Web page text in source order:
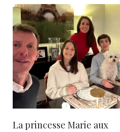
La princesse Marie aux